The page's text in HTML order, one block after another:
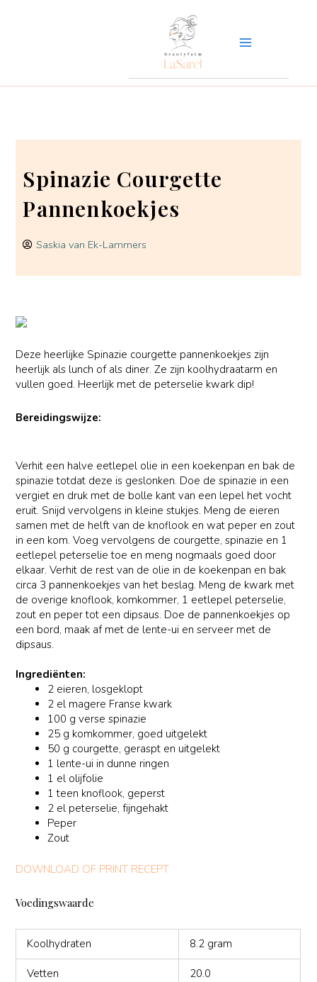
Spinazie Courgette
Pannenkoekjes
Saskia van Ek-Lammers
Deze heerlijke Spinazie courgette pannenkoekjes zijn
heerlijk als lunch of als diner. Ze zijn koolhydraatarm en
vullen goed. Heerlijk met de peterselie kwark dip!
Bereidingswijze:
Verhit een halve eetlepel olie in een koekenpan en bak de
spinazie totdat deze is geslonken. Doe de spinazie in een
vergiet en druk met de bolle kant van een lepel het vocht
eruit. Snijd vervolgens in kleine stukjes. Meng de eieren
samen met de helft van de knoflook en wat peper en zout
in een kom. Voeg vervolgens de courgette, spinazie en 1
eetlepel peterselie toe en meng nogmaals goed door
elkaar. Verhit de rest van de olie in de koekenpan en bak
circa 3 pannenkoekjes van het beslag. Meng de kwark met
de overige knoflook, komkommer, 1 eetlepel peterselie,
zout en peper tot een dipsaus. Doe de pannenkoekjes op
een bord, maak af met de lente-ui en serveer met de
dipsaus.
Ingrediënten:
2 eieren, losgeklopt
2 el magere Franse kwark
100 g verse spinazie
25 g komkommer, goed uitgelekt
50 g courgette, geraspt en uitgelekt
1 lente-ui in dunne ringen
1 el olijfolie
1 teen knoflook, geperst
2 el peterselie, fijngehakt
Peper
Zout
DOWNLOAD OF PRINT RECEPT
Voedingswaarde
Koolhydraten 8.2 gram
Vetten 20.0